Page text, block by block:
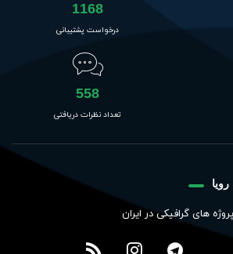
1168
درخواست پشتیبانی
558
تعداد نظرات دریافتی